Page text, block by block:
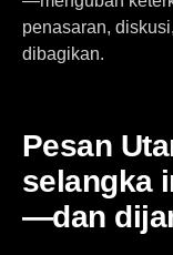
penasaran,
dibagikan.
Pesan
selangka
—dan